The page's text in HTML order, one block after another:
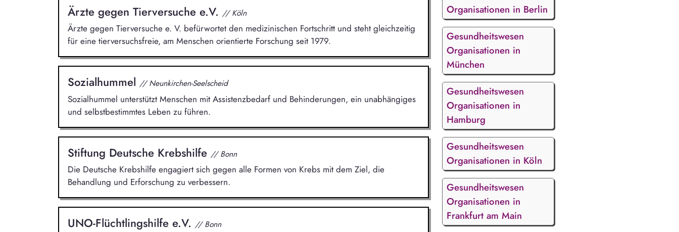
Ärzte gegen Tierversuche e.V. // Köln
Ärzte gegen Tierversuche e. V. befürwortet den medizinischen Fortschritt und steht gleichzeitig
für eine tierversuchsfreie, am Menschen orientierte Forschung seit 1979.
Sozialhummel // Neunkirchen-Seelscheid
Sozialhummel unterstützt Menschen mit Assistenzbedarf und Behinderungen, ein unabhängiges
und selbstbestimmtes Leben zu führen.
Stiftung Deutsche Krebshilfe // Bonn
Die Deutsche Krebshilfe engagiert sich gegen alle Formen von Krebs mit dem Ziel, die
Behandlung und Erforschung zu verbessern.
UNO-Flüchtlingshilfe e.V. // Bonn
Organisationen in Berlin
Gesundheitswesen
Organisationen in
München
Gesundheitswesen
Organisationen in
Hamburg
Gesundheitswesen
Organisationen in Köln
Gesundheitswesen
Organisationen in
Frankfurt am Main